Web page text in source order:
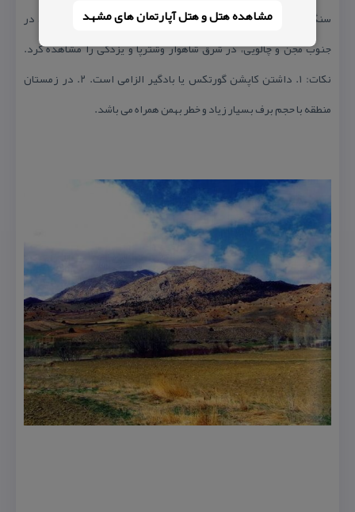
مشاهده هتل و هتل‌ آپارتمان های مشهد
سنگ چین مشخص شده است. از فراز آن میتوان در غرب شاهكوه ، در
جنوب مجن و چالویی، در شرق شاهوار وشترپا و یزدكی را مشاهده كرد.
نكات: ۱. داشتن كاپشن گورتكس یا بادگیر الزامی است. ۲. در زمستان
منطقه با حجم برف بسیار زیاد و خطر بهمن همراه می باشد.